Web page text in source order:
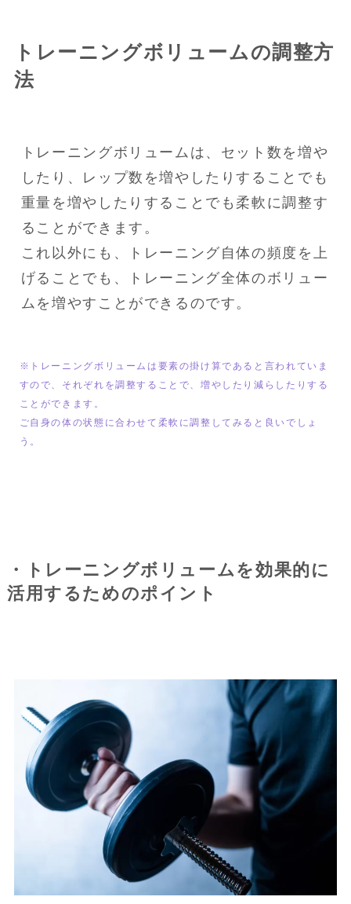
トレーニングボリュームの調整方
法
トレーニングボリュームは、セット数を増や
したり、レップ数を増やしたりすることでも
重量を増やしたりすることでも柔軟に調整す
ることができます。
これ以外にも、トレーニング自体の頻度を上
げることでも、トレーニング全体のボリュー
ムを増やすことができるのです。
※トレーニングボリュームは要素の掛け算であると言われていま
すので、それぞれを調整することで、増やしたり減らしたりする
ことができます。
ご自身の体の状態に合わせて柔軟に調整してみると良いでしょ
う。
・トレーニングボリュームを効果的に
活用するためのポイント